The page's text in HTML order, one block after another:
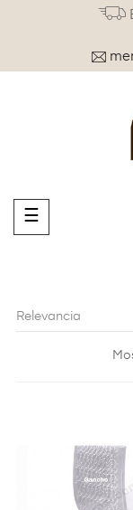
Navegación
de
☰
Relevancia